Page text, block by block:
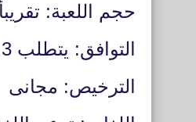
حجم اللعبة: تقريبأ 1 جيجابايت
التوافق: يتطلب Android 4.0.3 والأحدث
الترخيص: مجانى